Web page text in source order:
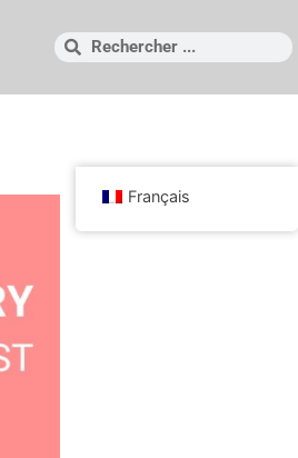
Français